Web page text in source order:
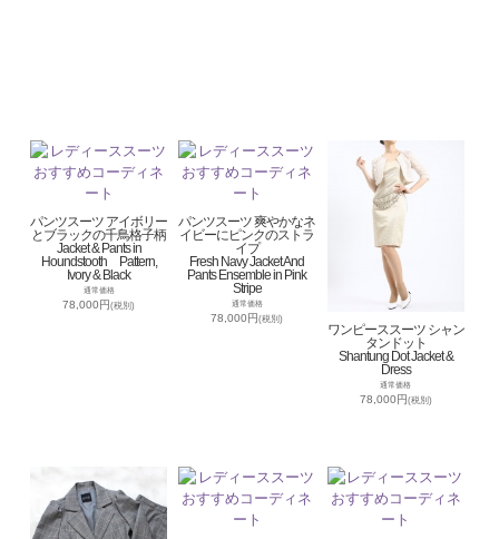
パンツスーツ アイボリー
とブラックの千鳥格子柄
Jacket & Pants in
Houndstooth Pattern,
Ivory & Black
通常価格
78,000円(税別)
パンツスーツ 爽やかなネ
イビーにピンクのストラ
イプ
Fresh Navy Jacket And
Pants Ensemble in Pink
Stripe
通常価格
78,000円(税別)
ワンピーススーツ シャン
タンドット
Shantung Dot Jacket &
Dress
通常価格
78,000円(税別)